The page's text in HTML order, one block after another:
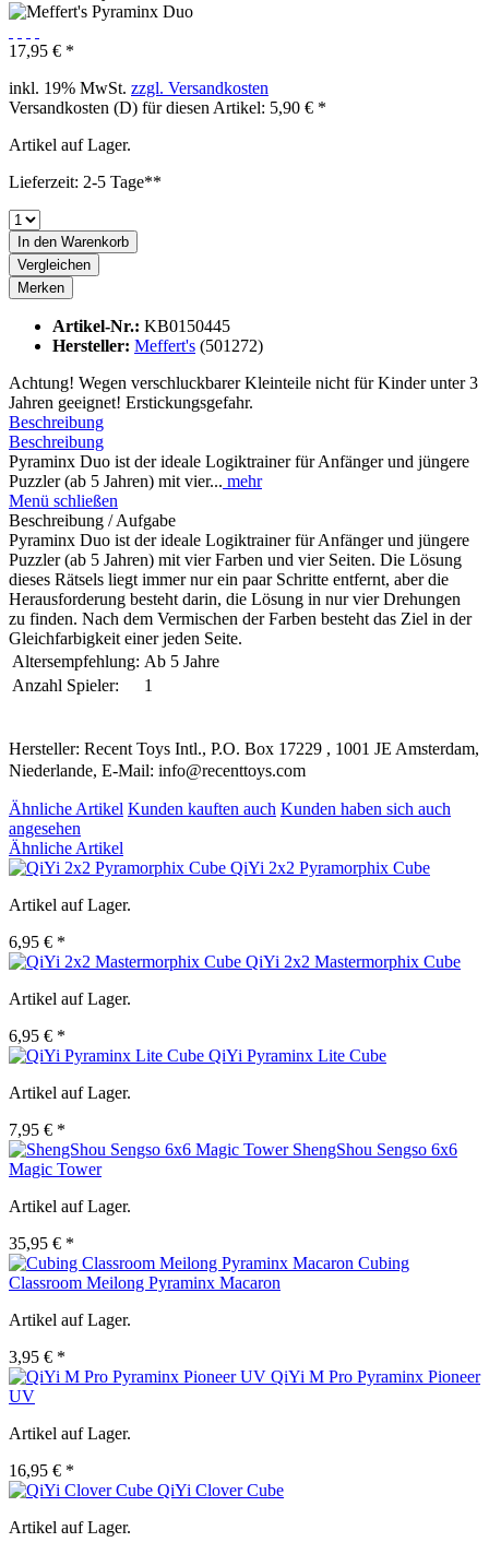
17,95 € *
inkl. 19% MwSt. zzgl. Versandkosten
Versandkosten (D) für diesen Artikel: 5,90 € *
Artikel auf Lager.
Lieferzeit: 2-5 Tage**
In den Warenkorb
Vergleichen
Merken
Artikel-Nr.: KB0150445
Hersteller: Meffert's (501272)
Achtung! Wegen verschluckbarer Kleinteile nicht für Kinder unter 3
Jahren geeignet! Erstickungsgefahr.
Beschreibung
Beschreibung
Pyraminx Duo ist der ideale Logiktrainer für Anfänger und jüngere
Puzzler (ab 5 Jahren) mit vier... mehr
Menü schließen
Beschreibung / Aufgabe
Pyraminx Duo ist der ideale Logiktrainer für Anfänger und jüngere
Puzzler (ab 5 Jahren) mit vier Farben und vier Seiten. Die Lösung
dieses Rätsels liegt immer nur ein paar Schritte entfernt, aber die
Herausforderung besteht darin, die Lösung in nur vier Drehungen
zu finden. Nach dem Vermischen der Farben besteht das Ziel in der
Gleichfarbigkeit einer jeden Seite.
Altersempfehlung: Ab 5 Jahre
Anzahl Spieler:
1
Hersteller: Recent Toys Intl., P.O. Box 17229 , 1001 JE Amsterdam,
Niederlande, E-Mail: info@recenttoys.com
Ähnliche Artikel Kunden kauften auch Kunden haben sich auch
angesehen
Ähnliche Artikel
QiYi 2x2 Pyramorphix Cube
Artikel auf Lager.
6,95 € *
QiYi 2x2 Mastermorphix Cube
Artikel auf Lager.
6,95 € *
QiYi Pyraminx Lite Cube
Artikel auf Lager.
7,95 € *
ShengShou Sengso 6x6
Magic Tower
Artikel auf Lager.
35,95 € *
Cubing
Classroom Meilong Pyraminx Macaron
Artikel auf Lager.
3,95 € *
QiYi M Pro Pyraminx Pioneer
UV
Artikel auf Lager.
16,95 € *
QiYi Clover Cube
Artikel auf Lager.